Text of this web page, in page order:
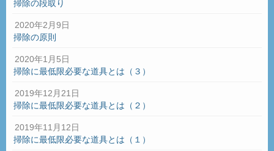
掃除の段取り
2020年2月9日
掃除の原則
2020年1月5日
掃除に最低限必要な道具とは（３）
2019年12月21日
掃除に最低限必要な道具とは（２）
2019年11月12日
掃除に最低限必要な道具とは（１）